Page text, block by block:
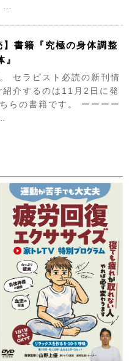
…
】書籍『究極の身体調整
セラピスト必読の新刊情
介するのは11月2日に発
らの書籍です。 ーーーー